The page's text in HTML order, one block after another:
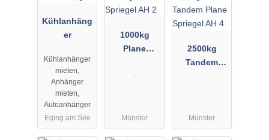
Kühlanhäng
er
Kühlanhänger
mieten,
Anhänger
mieten,
Autoanhänger
Eging am See
1000kg
Plane
2
Münster
2500kg
Tandem
Spriegel AH
Münster